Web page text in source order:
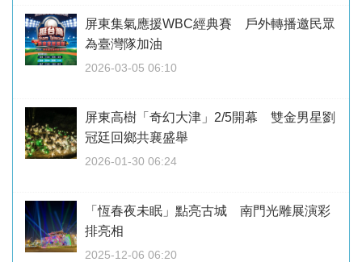
屏東集氣應援WBC經典賽 戶外轉播邀民眾
為臺灣隊加油
2026-03-05 06:10
屏東高樹「奇幻大津」2/5開幕 雙金男星劉
冠廷回鄉共襄盛舉
2026-01-30 06:24
「恆春夜未眠」點亮古城 南門光雕展演彩
排亮相
2025-12-06 06:20